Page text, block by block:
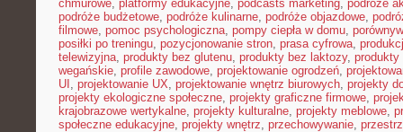
chmurowe, platformy edukacyjne, podcasts marketing, podróże
podróże budżetowe, podróże kulinarne, podróże objazdowe,
filmowe, pomoc psychologiczna, pompy ciepła w domu,
posiłki po treningu, pozycjonowanie stron, prasa cyfrowa,
telewizyjna, produkty bez glutenu, produkty bez laktozy, produkty
wegańskie, profile zawodowe, projektowanie ogrodzeń,
UI , projektowanie UX, projektowanie wnętrz biurowych, projekty
projekty ekologiczne społeczne, projekty graficzne firmowe,
krajobrazowe wertykalne, projekty kulturalne, projekty meblowe,
społeczne edukacyjne, projekty wnętrz, przechowywanie,